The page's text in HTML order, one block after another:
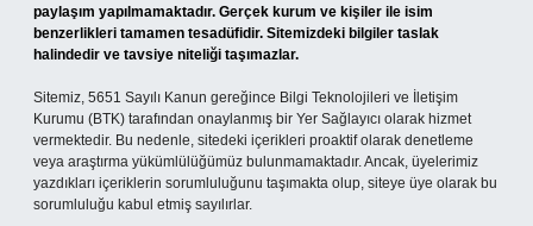
paylaşım yapılmamaktadır. Gerçek kurum ve kişiler ile isim
benzerlikleri tamamen tesadüfidir. Sitemizdeki bilgiler taslak
halindedir ve tavsiye niteliği taşımazlar.
Sitemiz, 5651 Sayılı Kanun gereğince Bilgi Teknolojileri ve İletişim
Kurumu (BTK) tarafından onaylanmış bir Yer Sağlayıcı olarak hizmet
vermektedir. Bu nedenle, sitedeki içerikleri proaktif olarak denetleme
veya araştırma yükümlülüğümüz bulunmamaktadır. Ancak, üyelerimiz
yazdıkları içeriklerin sorumluluğunu taşımakta olup, siteye üye olarak bu
sorumluluğu kabul etmiş sayılırlar.